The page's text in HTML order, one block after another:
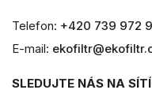
Telefon: +420 739 972
E-mail:
SLEDUJTE NÁS NA